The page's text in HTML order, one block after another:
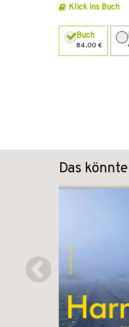
Klick ins Buch
Buch
84,00 €
Das